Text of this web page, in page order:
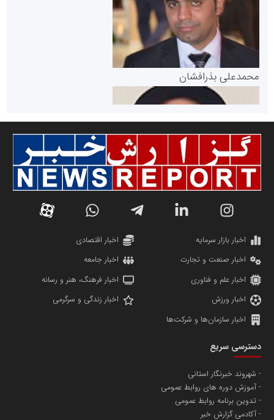
پایگاه خبری گفتمان یزد
دانشگاه سئوی ایران
پایگاه اطلاع رسانی اعتلای نهادهای مردمی
مرجع اخبار موثق در بازارسرمایه
سازمان صنعت،معدن و تجارت
تامین آهن اسفنجی تولیدکنندگان فولاد در کشور
محمدعلی بذرافشان
مریم حاج نوروز نظری
مسعودصادقی
اخبار بازار سرمایه
اخبار اقتصادی
اخبار صنعت و تجارت
اخبار جامعه
اخبار علم و فناوری
اخبار فرهنگ، هنر و رسانه
اخبار ورزش
اخبار زندگی و سرگرمی
اخبار سازمان‌ها و شرکت‌ها
دسترسی سریع
شهروند خبرنگار استانی
آموزش دوره های روابط عمومی
تدوین برنامه روابط عمومی
آکادمی گزارش خبر